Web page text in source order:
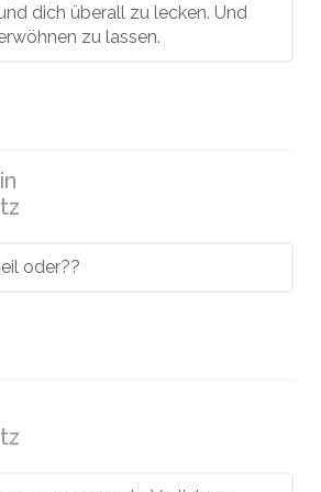
dich überall zu lecken. Und
zu lassen.
oder??